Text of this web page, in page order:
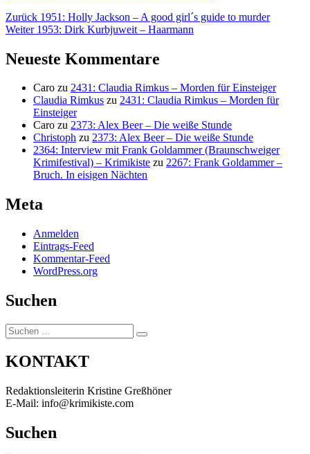
Beitragsnavigation
Zurück Vorheriger
Beitrag:
1951: Holly Jackson – A good girl´s guide to murder
Weiter Nächster
1953: Dirk Kurbjuweit – Haarmann
Neueste Kommentare
Caro zu 2431: Claudia Rimkus – Morden für Einsteiger
Claudia Rimkus zu 2431: Claudia Rimkus – Morden für
Einsteiger
Caro zu 2373: Alex Beer – Die weiße Stunde
Christoph zu 2373: Alex Beer – Die weiße Stunde
2364: Interview mit Frank Goldammer (Braunschweiger
Krimifestival) – Krimikiste zu 2267: Frank Goldammer –
Bruch. In eisigen Nächten
Meta
Anmelden
Eintrags-Feed
Kommentar-Feed
WordPress.org
Suchen
Suchen
nach:
Suchen
KONTAKT
Redaktionsleiterin Kristine Greßhöner
E-Mail: info@krimikiste.com
Suchen